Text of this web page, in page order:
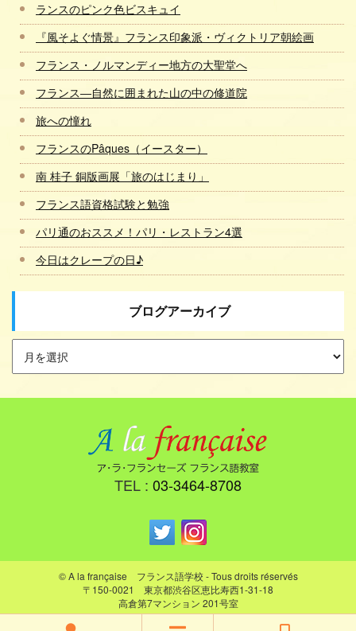
ランスのピンク色ビスキュイ
『風そよぐ情景』フランス印象派・ヴィクトリア朝絵画
フランス・ノルマンディー地方の大聖堂へ
フランス―自然に囲まれた山の中の修道院
旅への憧れ
フランスのPâques（イースター）
南 桂子 銅版画展「旅のはじまり」
フランス語資格試験と勉強
パリ通のおススメ！パリ・レストラン4選
今日はクレープの日♪
ブログアーカイブ
TEL : 03-3464-8708
© A la française フランス語学校 - Tous droits réservés
〒150-0021 東京都渋谷区恵比寿西1-31-18
高倉第7マンション 201号室